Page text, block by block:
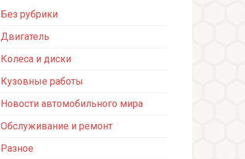
Без рубрики
Двигатель
Колеса и диски
Кузовные работы
Новости автомобильного мира
Обслуживание и ремонт
Разное